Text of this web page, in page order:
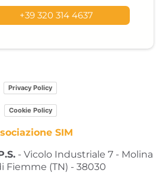
+39 320 314 4637
- Vicolo Industriale 7 - Molina
Fiemme (TN) - 38030
Privacy Policy
Cookie Policy
SIM